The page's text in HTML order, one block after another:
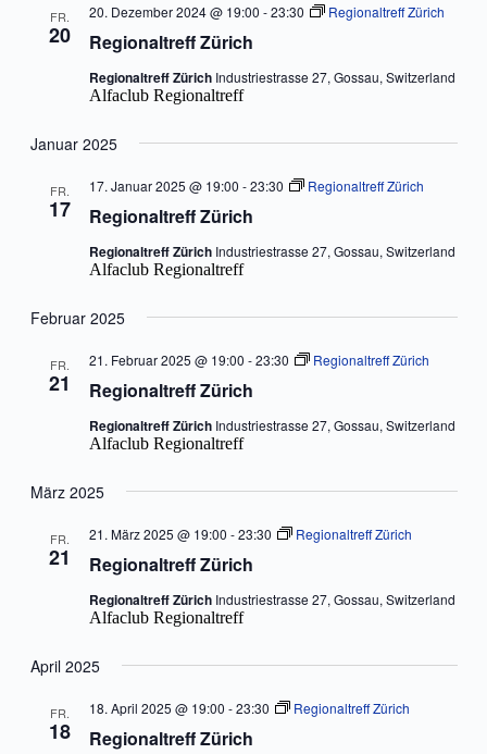
FR.
20 Regionaltreff Zürich
20. Dezember 2024 @ 19:00 -23:30 Regionaltreff Zürich
Regionaltreff Zürich Industriestrasse 27, Gossau, Switzerland
Alfaclub Regionaltreff
Januar 2025
FR.
17 Regionaltreff Zürich
17. Januar 2025 @ 19:00 -23:30 Regionaltreff Zürich
Regionaltreff Zürich Industriestrasse 27, Gossau, Switzerland
Alfaclub Regionaltreff
Februar 2025
FR.
21 Regionaltreff Zürich
21. Februar 2025 @ 19:00 -23:30 Regionaltreff Zürich
Regionaltreff Zürich Industriestrasse 27, Gossau, Switzerland
Alfaclub Regionaltreff
März 2025
FR.
21 Regionaltreff Zürich
21. März 2025 @ 19:00 -23:30 Regionaltreff Zürich
Regionaltreff Zürich Industriestrasse 27, Gossau, Switzerland
Alfaclub Regionaltreff
April 2025
FR.
18 Regionaltreff Zürich
18. April 2025 @ 19:00 -23:30 Regionaltreff Zürich